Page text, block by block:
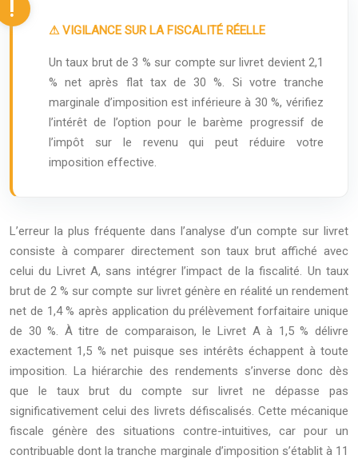
⚠ VIGILANCE SUR LA FISCALITÉ RÉELLE
Un taux brut de 3 % sur compte sur livret devient 2,1
% net après flat tax de 30 %. Si votre tranche
marginale d’imposition est inférieure à 30 %, vérifiez
l’intérêt de l’option pour le barème progressif de
l’impôt sur le revenu qui peut réduire votre
imposition effective.
L’erreur la plus fréquente dans l’analyse d’un compte sur livret
consiste à comparer directement son taux brut affiché avec
celui du Livret A, sans intégrer l’impact de la fiscalité. Un taux
brut de 2 % sur compte sur livret génère en réalité un rendement
net de 1,4 % après application du prélèvement forfaitaire unique
de 30 %. À titre de comparaison, le Livret A à 1,5 % délivre
exactement 1,5 % net puisque ses intérêts échappent à toute
imposition. La hiérarchie des rendements s’inverse donc dès
que le taux brut du compte sur livret ne dépasse pas
significativement celui des livrets défiscalisés. Cette mécanique
fiscale génère des situations contre-intuitives, car pour un
contribuable dont la tranche marginale d’imposition s’établit à 11